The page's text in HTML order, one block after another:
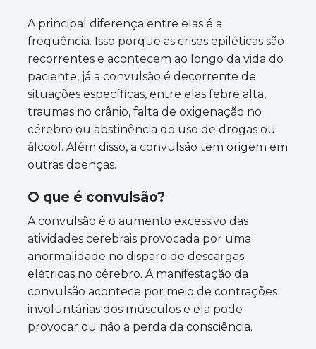
A principal diferença entre elas é a
frequência. Isso porque as crises epiléticas são
recorrentes e acontecem ao longo da vida do
paciente, já a convulsão é decorrente de
situações específicas, entre elas febre alta,
traumas no crânio, falta de oxigenação no
cérebro ou abstinência do uso de drogas ou
álcool. Além disso, a convulsão tem origem em
outras doenças.
O que é convulsão?
A convulsão é o aumento excessivo das
atividades cerebrais provocada por uma
anormalidade no disparo de descargas
elétricas no cérebro. A manifestação da
convulsão acontece por meio de contrações
involuntárias dos músculos e ela pode
provocar ou não a perda da consciência.